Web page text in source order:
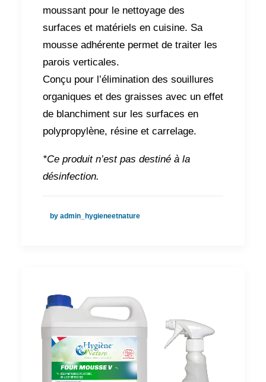
moussant pour le nettoyage des
surfaces et matériels en cuisine. Sa
mousse adhérente permet de traiter les
parois verticales.
Conçu pour l’élimination des souillures
organiques et des graisses avec un effet
de blanchiment sur les surfaces en
polypropylène, résine et carrelage.
*Ce produit n’est pas destiné à la
désinfection.
by admin_hygieneetnature